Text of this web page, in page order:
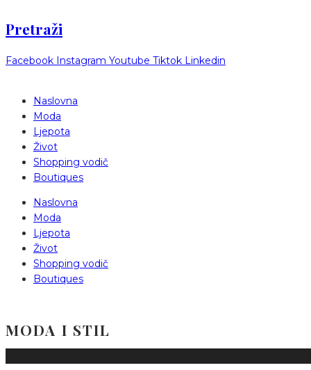
Pretraži
Facebook Instagram Youtube Tiktok Linkedin
Naslovna
Moda
Ljepota
Život
Shopping vodič
Boutiques
Naslovna
Moda
Ljepota
Život
Shopping vodič
Boutiques
MODA I STIL